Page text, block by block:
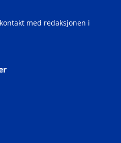
med redaksjonen i